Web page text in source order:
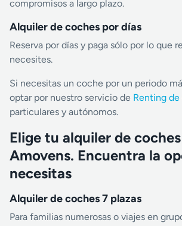
compromisos a largo plazo.
Alquiler de coches por días
Reserva por días y paga sólo por lo que
necesites.
Si necesitas un coche por un periodo
optar por nuestro servicio de Renting
particulares y autónomos.
Elige tu alquiler de
Amovens. Encuentra la
necesitas
Alquiler de coches 7 plazas
Para familias numerosas o viajes en